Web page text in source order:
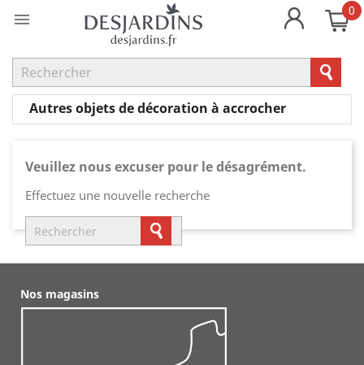
 0
Autres objets de décoration à accrocher
Veuillez nous excuser pour le désagrément.
Effectuez une nouvelle recherche
Nos magasins